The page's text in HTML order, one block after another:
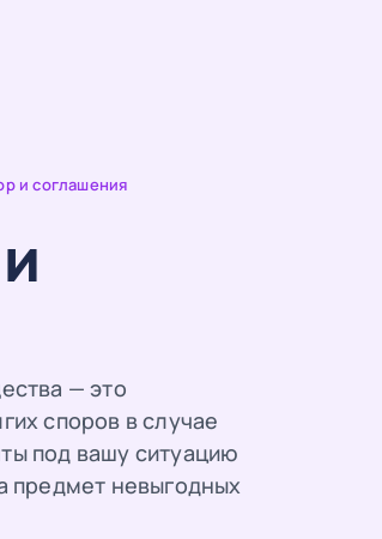
и соглашения
— это
споров в случае
под вашу ситуацию
предмет невыгодных